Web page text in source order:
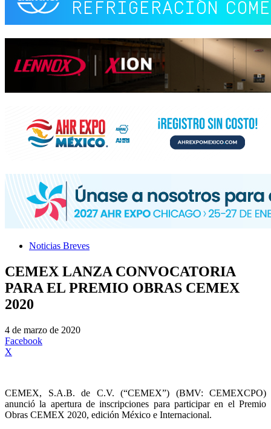
Noticias Breves
CEMEX LANZA CONVOCATORIA
PARA EL PREMIO OBRAS CEMEX
2020
4 de marzo de 2020
Facebook
X
CEMEX, S.A.B. de C.V. (“CEMEX”) (BMV: CEMEXCPO)
anunció la apertura de inscripciones para participar en el Premio
Obras CEMEX 2020, edición México e Internacional.